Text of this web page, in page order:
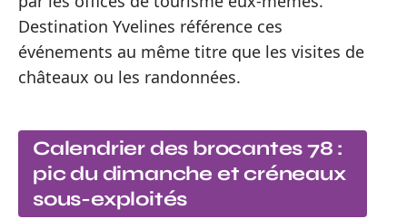
Destination Yvelines référence ces
événements au même titre que les visites de
châteaux ou les randonnées.
Calendrier des brocantes 78 :
pic du dimanche et créneaux
sous-exploités